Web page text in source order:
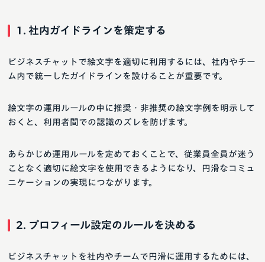
1. 社内ガイドラインを策定する
ビジネスチャットで絵文字を適切に利用するには、社内やチー
ム内で統一したガイドラインを設けることが重要です。
絵文字の運用ルールの中に推奨・非推奨の絵文字例を明示して
おくと、利用者間での認識のズレを防げます。
あらかじめ運用ルールを定めておくことで、従業員全員が迷う
ことなく適切に絵文字を使用できるようになり、円滑なコミュ
ニケーションの実現につながります。
2. プロフィール設定のルールを決める
ビジネスチャットを社内やチームで円滑に運用するためには、